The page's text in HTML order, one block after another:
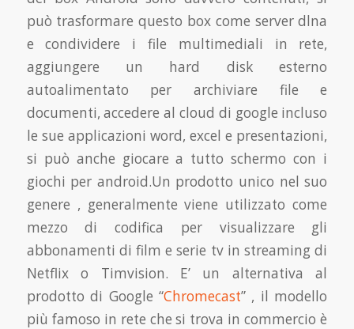
può trasformare questo box come server dlna
e condividere i file multimediali in rete,
aggiungere un hard disk esterno
autoalimentato per archiviare file e
documenti, accedere al cloud di google incluso
le sue applicazioni word, excel e presentazioni,
si può anche giocare a tutto schermo con i
giochi per android.Un prodotto unico nel suo
genere , generalmente viene utilizzato come
mezzo di codifica per visualizzare gli
abbonamenti di film e serie tv in streaming di
Netflix o Timvision. E’ un alternativa al
prodotto di Google “Chromecast” , il modello
più famoso in rete che si trova in commercio è